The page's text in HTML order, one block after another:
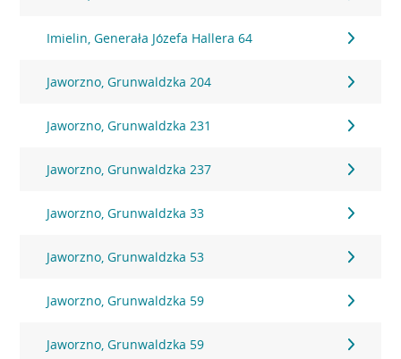
Imielin, Generała Józefa Hallera 64
Jaworzno, Grunwaldzka 204
Jaworzno, Grunwaldzka 231
Jaworzno, Grunwaldzka 237
Jaworzno, Grunwaldzka 33
Jaworzno, Grunwaldzka 53
Jaworzno, Grunwaldzka 59
Jaworzno, Grunwaldzka 59